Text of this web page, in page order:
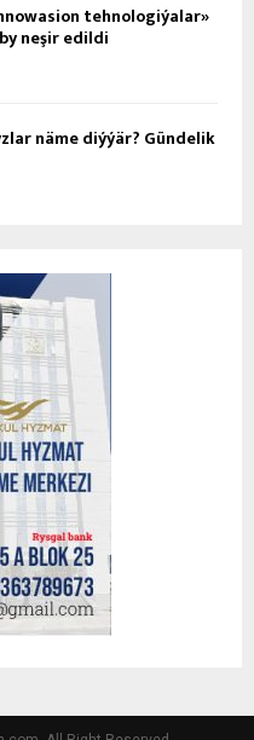
tehnologiýalar»
neşir edildi
näme diýýär? Gündelik